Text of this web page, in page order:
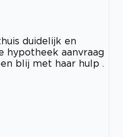
duidelijk en
hypotheek aanvraag
blij met haar hulp .